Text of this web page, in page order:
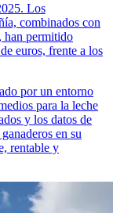
Los
combinados con
han permitido
euros, frente a los
por un entorno
para la leche
y los datos de
en su
rentable y